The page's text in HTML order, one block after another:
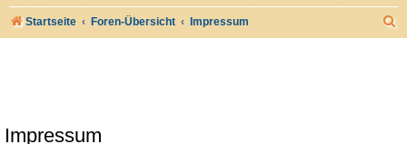
Startseite Foren-Übersicht Impressum
Impressum